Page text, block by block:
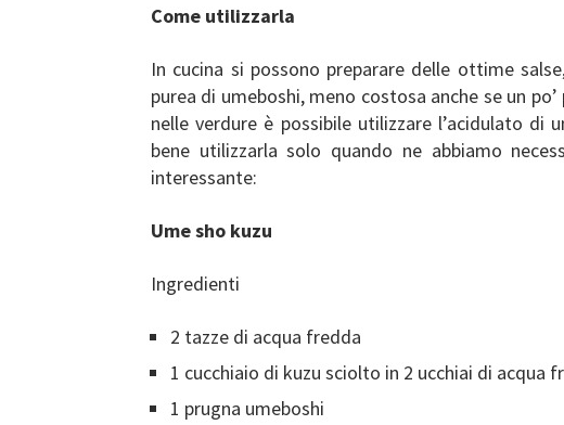
Come utilizzarla
In cucina si possono preparare delle ottime
purea di umeboshi, meno costosa anche se un
nelle verdure è possibile utilizzare l’acidulato di
bene utilizzarla solo quando ne abbiamo
interessante:
Ume sho kuzu
Ingredienti
2 tazze di acqua fredda
1 cucchiaio di kuzu sciolto in 2 ucchiai di acqua
1 prugna umeboshi